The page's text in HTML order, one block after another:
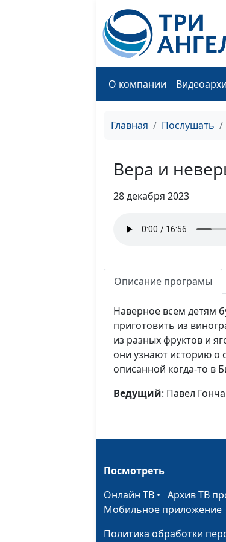
О компании
Главная Послушать
Вера и
28 декабря 2023
Описание програмы
Наверное всем детям
приготовить из
из разных фруктов и
они узнают историю о
описанной когда-то в
Ведущий: Павел
Посмотреть
Онлайн ТВ • Архив ТВ
Мобильное приложение
Политика обработки